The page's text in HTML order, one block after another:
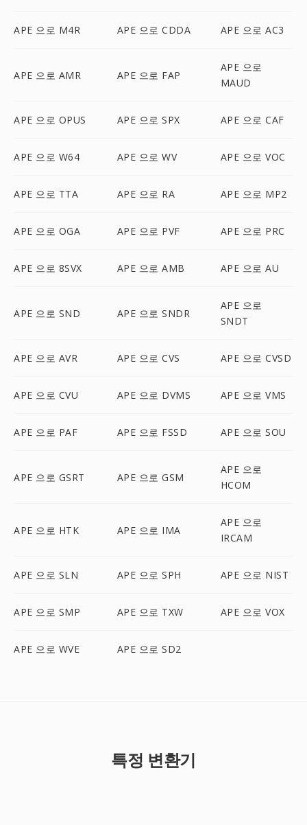
APE 으로 M4R APE 으로 CDDA APE 으로 AC3
APE 으로 AMR APE 으로 FAP
APE 으로
MAUD
APE 으로 OPUS APE 으로 SPX APE 으로 CAF
APE 으로 W64 APE 으로 WV APE 으로 VOC
APE 으로 TTA APE 으로 RA APE 으로 MP2
APE 으로 OGA APE 으로 PVF APE 으로 PRC
APE 으로 8SVX APE 으로 AMB APE 으로 AU
APE 으로 SND APE 으로 SNDR
APE 으로
SNDT
APE 으로 AVR APE 으로 CVS APE 으로 CVSD
APE 으로 CVU APE 으로 DVMS APE 으로 VMS
APE 으로 PAF APE 으로 FSSD APE 으로 SOU
APE 으로 GSRT APE 으로 GSM
APE 으로
HCOM
APE 으로 HTK APE 으로 IMA
APE 으로
IRCAM
APE 으로 SLN APE 으로 SPH APE 으로 NIST
APE 으로 SMP APE 으로 TXW APE 으로 VOX
APE 으로 WVE APE 으로 SD2
특정 변환기